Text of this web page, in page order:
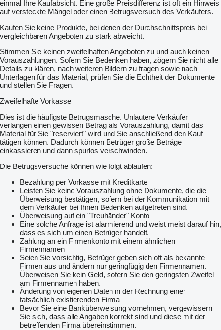
einmal Ihre Kaufabsicht. Eine große Preisdifferenz ist oft ein Hinweis
auf versteckte Mängel oder einen Betrugsversuch des Verkäufers.
Kaufen Sie keine Produkte, bei denen der Durchschnittspreis bei
vergleichbaren Angeboten zu stark abweicht.
Stimmen Sie keinen zweifelhaften Angeboten zu und auch keinen
Vorauszahlungen. Sofern Sie Bedenken haben, zögern Sie nicht alle
Details zu klären, nach weiteren Bildern zu fragen sowie nach
Unterlagen für das Material, prüfen Sie die Echtheit der Dokumente
und stellen Sie Fragen.
Zweifelhafte Vorkasse
Dies ist die häufigste Betrugsmasche. Unlautere Verkäufer
verlangen einen gewissen Betrag als Vorauszahlung, damit das
Material für Sie "reserviert" wird und Sie anschließend den Kauf
tätigen können. Dadurch können Betrüger große Beträge
einkassieren und dann spurlos verschwinden.
Die Betrugsversuche können wie folgt ablaufen:
Bezahlung per Vorkasse mit Kreditkarte
Leisten Sie keine Vorauszahlung ohne Dokumente, die die
Überweisung bestätigen, sofern bei der Kommunikation mit
dem Verkäufer bei Ihnen Bedenken aufgetreten sind.
Überweisung auf ein "Treuhänder" Konto
Eine solche Anfrage ist alarmierend und weist meist darauf hin,
dass es sich um einen Betrüger handelt.
Zahlung an ein Firmenkonto mit einem ähnlichen
Firmennamen
Seien Sie vorsichtig, Betrüger geben sich oft als bekannte
Firmen aus und ändern nur geringfügig den Firmennamen.
Überweisen Sie kein Geld, sofern Sie den geringsten Zweifel
am Firmennamen haben.
Änderung von eigenen Daten in der Rechnung einer
tatsächlich existierenden Firma
Bevor Sie eine Banküberweisung vornehmen, vergewissern
Sie sich, dass alle Angaben korrekt sind und diese mit der
betreffenden Firma übereinstimmen.